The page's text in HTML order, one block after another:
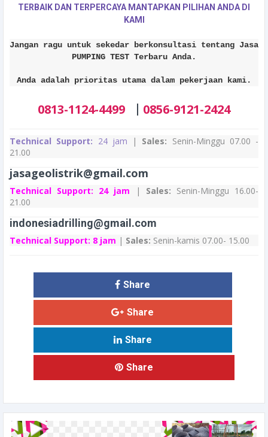
TERBAIK DAN TERPERCAYA MANTAPKAN PILIHAN ANDA DI
KAMI
Jangan ragu untuk sekedar berkonsultasi tentang Jasa
PUMPING TEST Terbaru Anda.
Anda adalah prioritas utama dalam pekerjaan kami.
0813-1124-4499 | 0856-9121-2424
Technical Support: 24 jam | Sales: Senin-Minggu 07.00 -
21.00
jasageolistrik@gmail.com
Technical Support: 24 jam | Sales: Senin-Minggu 16.00-
21.00
indonesiadrilling@gmail.com
Technical Support: 8 jam | Sales: Senin-kamis 07.00- 15.00
Share
Share
Share
Share